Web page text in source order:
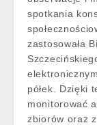
spotkania
zastosowała
półek. Dzięki
monitorować
zbiorów oraz